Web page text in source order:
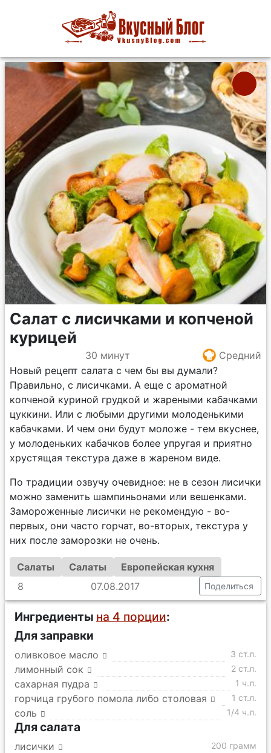
Салат с лисичками и копченой
курицей
30 минут
Средний
Новый рецепт салата с чем бы вы думали?
Правильно, с лисичками. А еще с ароматной
копченой куриной грудкой и жареными кабачками
цуккини. Или с любыми другими молоденькими
кабачками. И чем они будут моложе - тем вкуснее,
у молоденьких кабачков более упругая и приятно
хрустящая текстура даже в жареном виде.
По традиции озвучу очевидное: не в сезон лисички
можно заменить шампиньонами или вешенками.
Замороженные лисички не рекомендую - во-
первых, они часто горчат, во-вторых, текстура у
них после заморозки не очень.
Салаты Салаты
Европейская кухня
8
07.08.2017 Поделиться
Ингредиенты на 4 порции:
Для заправки
оливковое масло 3 ст.л.
лимонный сок 2 ст.л.
сахарная пудра 1 ч.л.
горчица грубого помола либо столовая 1 ст.л.
соль 1/4 ч.л.
Для салата
лисички 200 грамм